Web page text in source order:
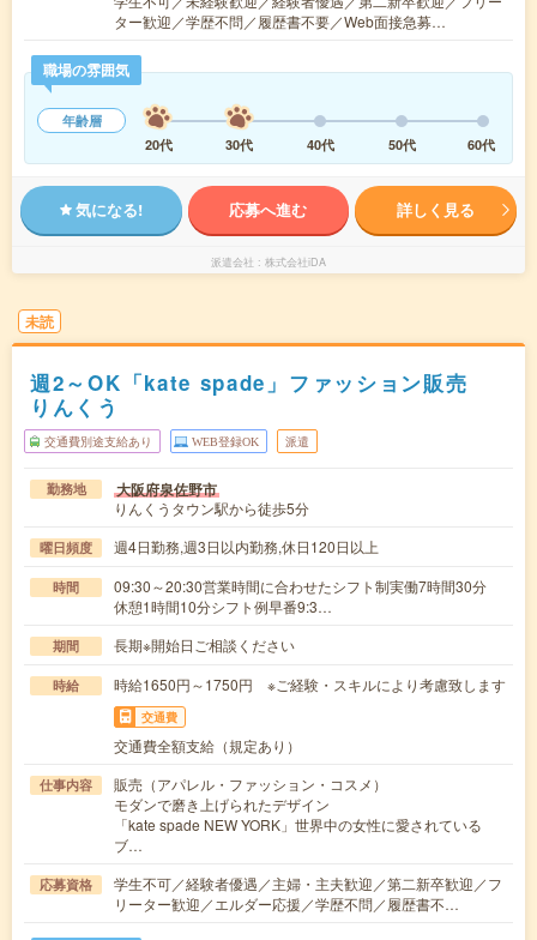
ター歓迎／学歴不問／履歴書不要／Web面接急募…
職場の雰囲気
年齢層
20代
30代 40代 50代 60代
気になる! 応募へ進む 詳しく見る
派遣会社 株式会社iDA
未読
週2～OK「kate spade」ファッション販売
りんくう
交通費別途支給あり WEB登録OK 派遣
勤務地 大阪府泉佐野市
りんくうタウン駅から徒歩5分
曜日頻度 週4日勤務,週3日以内勤務,休日120日以上
時間
09:30～20:30営業時間に合わせたシフト制実働7時間30分
休憩1時間10分シフト例早番9:3…
期間 長期※開始日ご相談ください
時給 時給1650円～1750円 ※ご経験・スキルにより考慮致します
交通費
交通費全額支給（規定あり）
仕事内容
販売（アパレル・ファッション・コスメ）
モダンで磨き上げられたデザイン
「kate spade NEW YORK」世界中の女性に愛されている
ブ…
応募資格
学生不可／経験者優遇／主婦・主夫歓迎／第二新卒歓迎／フ
リーター歓迎／エルダー応援／学歴不問／履歴書不…